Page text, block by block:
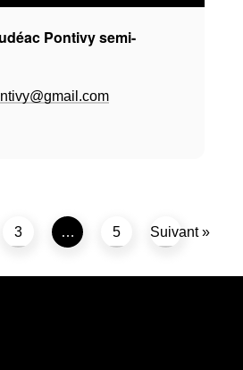
Pontivy semi-
3 … 5 Suivant »